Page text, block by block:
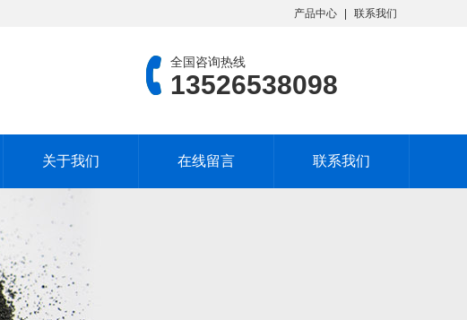
产品中心 联系我们
全国咨询热线
13526538098
关于我们 在线留言 联系我们